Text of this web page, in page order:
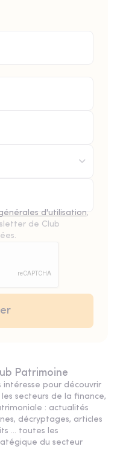
d'utilisation,
de Club
Patrimoine
pour découvrir
secteurs de la finance,
: actualités
décryptages, articles
... toutes les
du secteur